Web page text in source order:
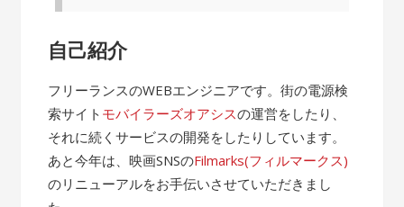
自己紹介
フリーランスのWEBエンジニアです。街の電源検
索サイト モバイラーズオアシスの運営をしたり、
それに続くサービスの開発をしたりしています。
あと今年は、映画SNSのFilmarks(フィルマークス)
のリニューアルをお手伝いさせていただきまし